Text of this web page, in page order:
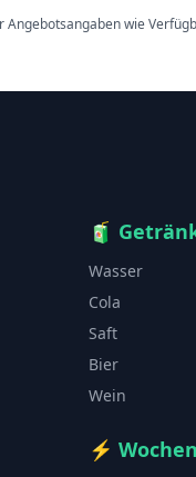
wie
🧃
Wasser
Cola
Saft
Bier
Wein
⚡